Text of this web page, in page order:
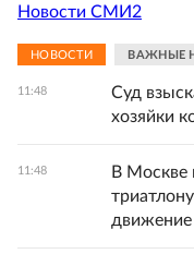
Новости СМИ2
НОВОСТИ ВАЖНЫЕ
11:48
Суд
хозяйки
11:48
В Москве
движение